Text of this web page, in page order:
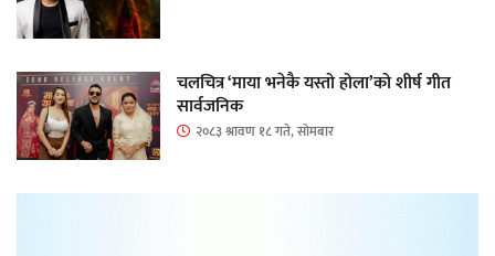
चलचित्र ‘माया भनेकै यस्तो होला’को शीर्ष गीत
सार्वजनिक
२०८३ श्रावण १८ गते, सोमबार